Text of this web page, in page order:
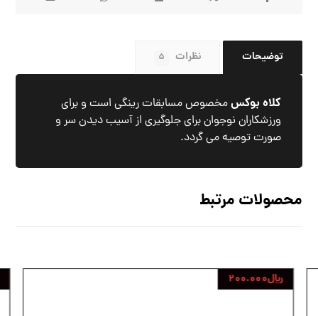
توضیحات نظرات ۵
کلاه بوکسمخصوص مسابقات رینگی است و برای
ورزشکاران نوجوان برای جلوگیری از آسیب دیدن سر و
صورت توصیه می گردد.
محصولات مرتبط
﷼۲۰۰.۰۰۰